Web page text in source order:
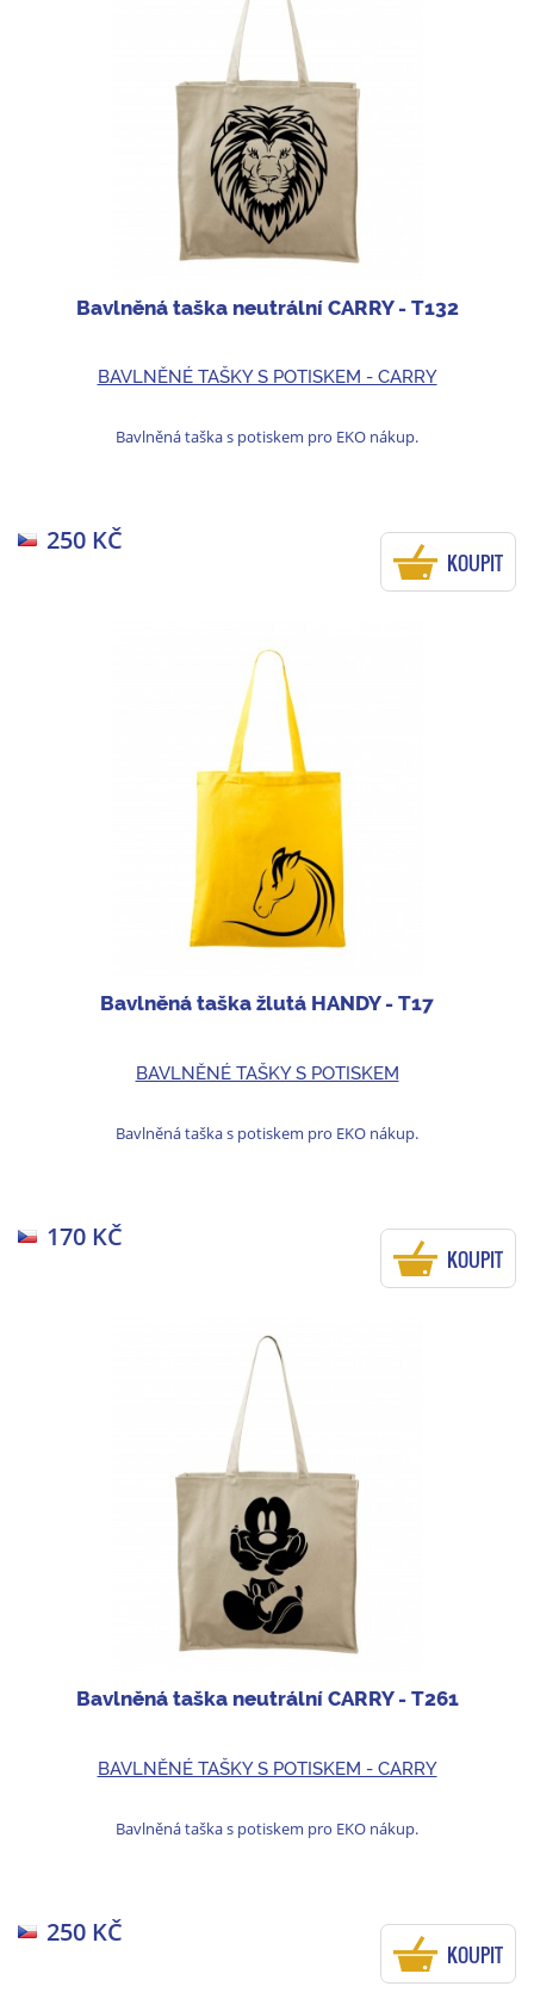
Bavlněná taška neutrální CARRY - T132
BAVLNĚNÉ TAŠKY S POTISKEM - CARRY
Bavlněná taška s potiskem pro EKO nákup.
250 KČ
KOUPIT
Bavlněná taška žlutá HANDY - T17
BAVLNĚNÉ TAŠKY S POTISKEM
Bavlněná taška s potiskem pro EKO nákup.
170 KČ
KOUPIT
Bavlněná taška neutrální CARRY - T261
BAVLNĚNÉ TAŠKY S POTISKEM - CARRY
Bavlněná taška s potiskem pro EKO nákup.
250 KČ
KOUPIT